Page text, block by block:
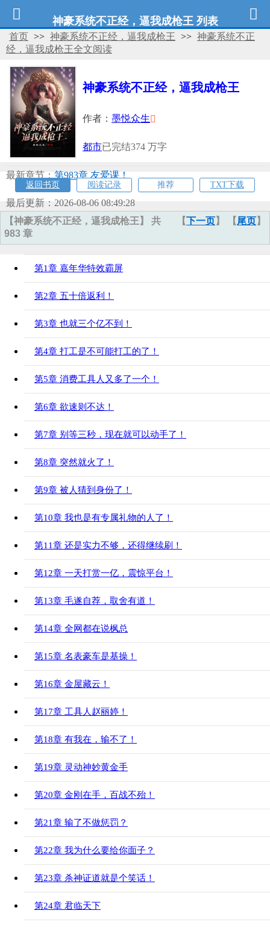
神豪系统不正经，逼我成枪王 列表
首页 >> 神豪系统不正经，逼我成枪王 >> 神豪系统不正
经，逼我成枪王全文阅读
神豪系统不正经，逼我成枪王
作者： 墨悦众生
都市已完结374 万字
最新章节： 第983章 友爱课！
最后更新：2026-08-06 08:49:28
返回书页 阅读记录 推荐 TXT下载
【下一页】 【尾页】
【神豪系统不正经，逼我成枪王】 共
983 章
第1章 嘉年华特效霸屏
第2章 五十倍返利！
第3章 也就三个亿不到！
第4章 打工是不可能打工的了！
第5章 消费工具人又多了一个！
第6章 欲速则不达！
第7章 别等三秒，现在就可以动手了！
第8章 突然就火了！
第9章 被人猜到身份了！
第10章 我也是有专属礼物的人了！
第11章 还是实力不够，还得继续刷！
第12章 一天打赏一亿，震惊平台！
第13章 毛遂自荐，取舍有道！
第14章 全网都在说枫总
第15章 名表豪车是基操！
第16章 金屋藏云！
第17章 工具人赵丽婷！
第18章 有我在，输不了！
第19章 灵动神妙黄金手
第20章 金刚在手，百战不殆！
第21章 输了不做惩罚？
第22章 我为什么要给你面子？
第23章 杀神证道就是个笑话！
第24章 君临天下